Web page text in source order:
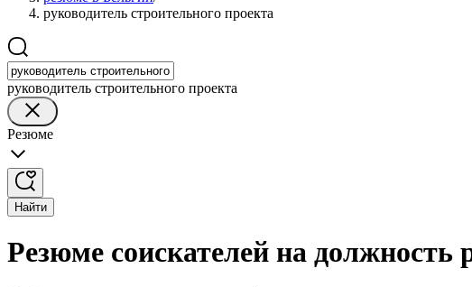
руководитель строительного проекта
руководитель строительного проекта
Резюме
Найти
Резюме соискателей на должность